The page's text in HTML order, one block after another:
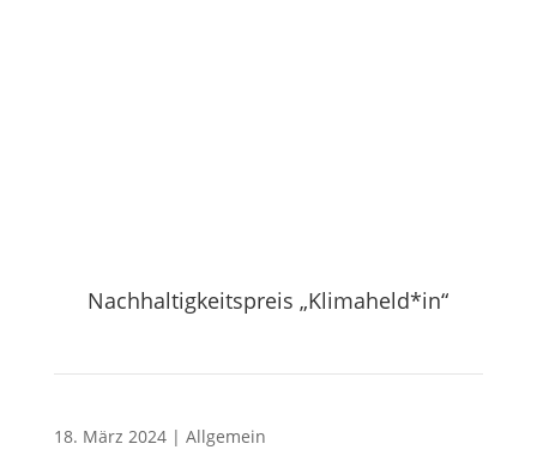
Nachhaltigkeitspreis „Klimaheld*in“
18. März 2024| Allgemein